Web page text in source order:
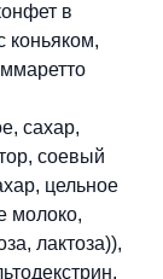
в
коньяком,
сахар,
соевый
цельное
молоко,
лактоза)),